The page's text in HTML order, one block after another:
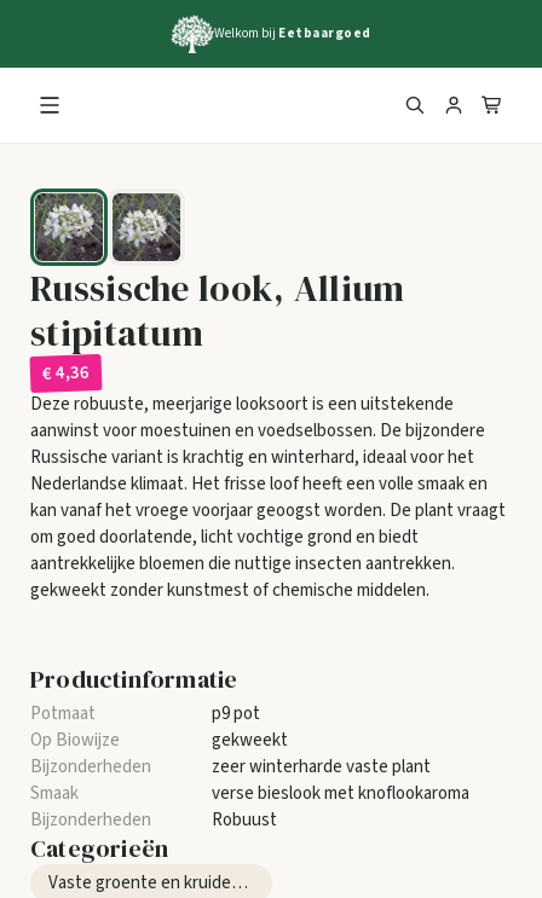
Welkom bij Eetbaargoed
Russische look, Allium
stipitatum
€ 4,36
Deze robuuste, meerjarige looksoort is een uitstekende
aanwinst voor moestuinen en voedselbossen. De bijzondere
Russische variant is krachtig en winterhard, ideaal voor het
Nederlandse klimaat. Het frisse loof heeft een volle smaak en
kan vanaf het vroege voorjaar geoogst worden. De plant vraagt
om goed doorlatende, licht vochtige grond en biedt
aantrekkelijke bloemen die nuttige insecten aantrekken.
gekweekt zonder kunstmest of chemische middelen.
Productinformatie
p9 pot
gekweekt
zeer winterharde vaste plant
verse bieslook met knoflookaroma
Robuust
Categorieën
Vaste groente en kruidenplanten